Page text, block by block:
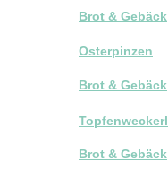
Brot & Gebäck
Osterpinzen
Brot & Gebäck
Topfenweckerl
Brot & Gebäck